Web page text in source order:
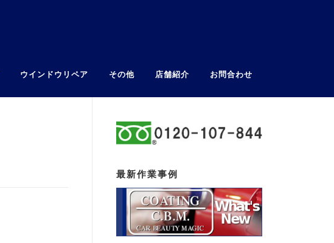
ウインドウリペア その他 店舗紹介 お問合わせ
最新作業事例